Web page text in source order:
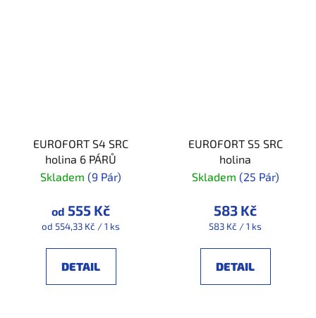
EUROFORT S4 SRC
holina 6 PÁRŮ
Skladem (9 Pár)
od 555 Kč
Měrná
od 554,33 Kč / 1 ks
DETAIL
EUROFORT S5 SRC
holina
Skladem (25 Pár)
583 Kč
Měrná
583 Kč / 1 ks
DETAIL